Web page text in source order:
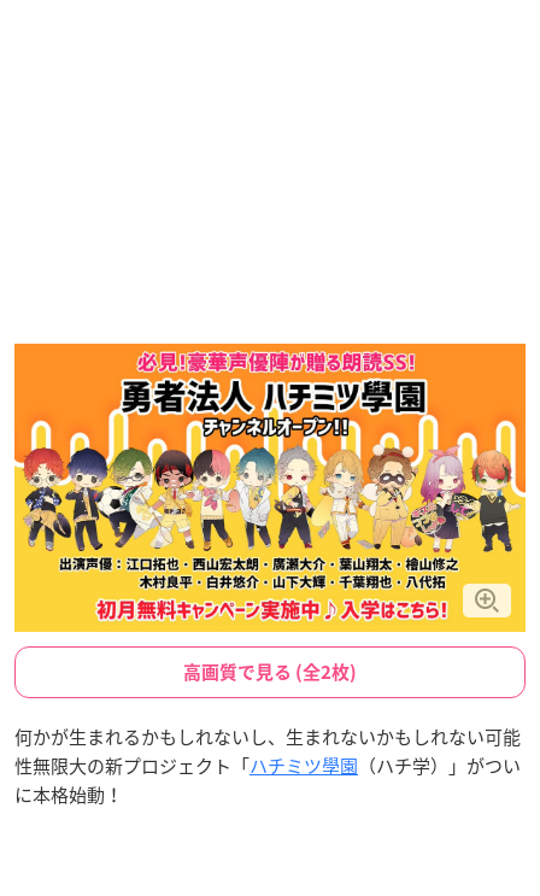
高画質で見る (全2枚)
何かが生まれるかもしれないし、生まれないかもしれない可能
性無限大の新プロジェクト「ハチミツ學園 （ハチ学）」がつい
に本格始動！